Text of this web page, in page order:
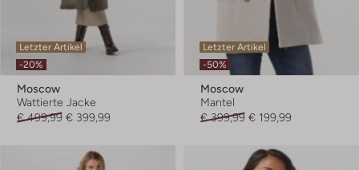
Letzter Artikel
-20%
Moscow
Wattierte Jacke
€ 499,99 € 399,99
Letzter Artikel
-50%
Moscow
Mantel
€ 399,99 € 199,99